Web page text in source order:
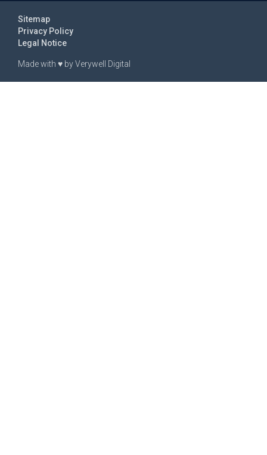
Made with ♥ byVerywell Digital
Legal Notice
Privacy Policy
Sitemap